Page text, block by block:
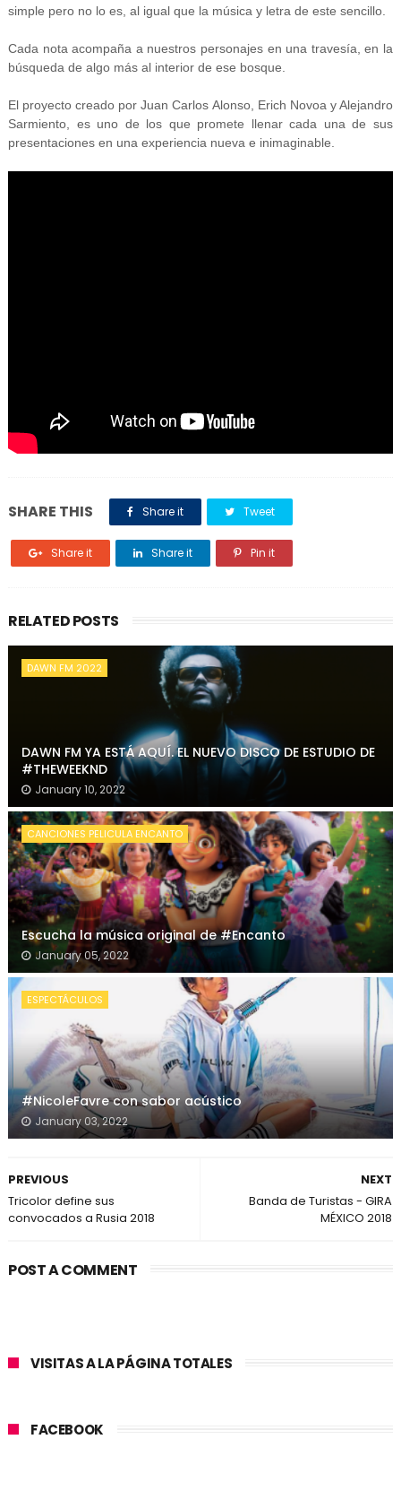
simple pero no lo es, al igual que la música y letra de este sencillo.
Cada nota acompaña a nuestros personajes en una travesía, en la
búsqueda de algo más al interior de ese bosque.
El proyecto creado por Juan Carlos Alonso, Erich Novoa y Alejandro
Sarmiento, es uno de los que promete llenar cada una de sus
presentaciones en una experiencia nueva e inimaginable.
SHARE THIS Share it Tweet
Share it Share it Pin it
RELATED POSTS
DAWN FM 2022
DAWN FM YA ESTÁ AQUÍ. EL NUEVO DISCO DE ESTUDIO DE
#THEWEEKND
January 10, 2022
CANCIONES PELICULA ENCANTO
Escucha la música original de #Encanto
January 05, 2022
ESPECTÁCULOS
#NicoleFavre con sabor acústico
January 03, 2022
NEXT
Banda de Turistas - GIRA
MÉXICO 2018
PREVIOUS
Tricolor define sus
convocados a Rusia 2018
POST A COMMENT
VISITAS A LA PÁGINA TOTALES
FACEBOOK